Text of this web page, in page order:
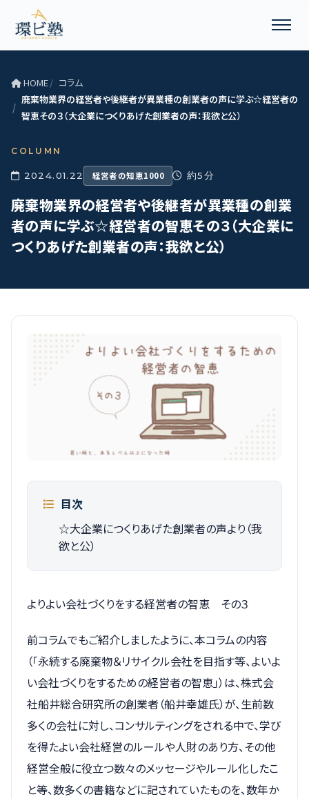
HOME
コラム
廃棄物業界の経営者や後継者が異業種の創業者の声に学ぶ☆経営者の
智恵その３（大企業につくりあげた創業者の声：我欲と公）
COLUMN
2024.01.22 経営者の知恵1000 約5分
廃棄物業界の経営者や後継者が異業種の創業
者の声に学ぶ☆経営者の智恵その３（大企業に
つくりあげた創業者の声：我欲と公）
目次
☆大企業につくりあげた創業者の声より（我
欲と公）
よりよい会社づくりをする経営者の智恵 その３
前コラムでもご紹介しましたように、本コラムの内容
（「永続する廃棄物＆リサイクル会社を目指す等、よいよ
い会社づくりをするための経営者の智恵」）は、株式会
社船井総合研究所の創業者（船井幸雄氏）が、生前数
多くの会社に対し、コンサルティングをされる中で、学び
を得たよい会社経営のルールや人財のあり方、その他
経営全般に役立つ数々のメッセージやルール化したこ
と等、数多くの書籍などに記されていたものを、数年か